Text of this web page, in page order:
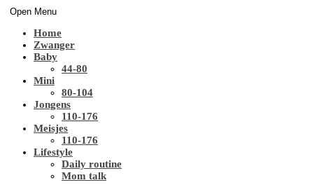
Open Menu
Home
Zwanger
Baby
44-80
Mini
80-104
Jongens
110-176
Meisjes
110-176
Lifestyle
Daily routine
Mom talk